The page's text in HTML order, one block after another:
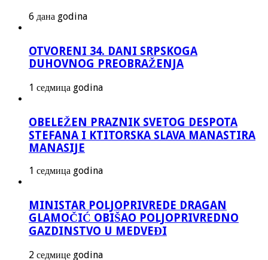
6 дана godina
OTVORENI 34. DANI SRPSKOGA
DUHOVNOG PREOBRAŽENJA
1 седмица godina
OBELEŽEN PRAZNIK SVETOG DESPOTA
STEFANA I KTITORSKA SLAVA MANASTIRA
MANASIJE
1 седмица godina
MINISTAR POLJOPRIVREDE DRAGAN
GLAMOČIĆ OBIŠAO POLJOPRIVREDNO
GAZDINSTVO U MEDVEĐI
2 седмице godina